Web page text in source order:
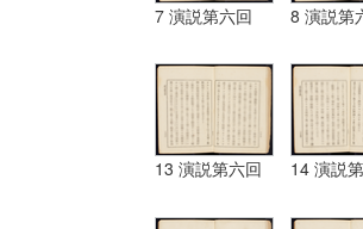
7 演説第六回 8 演説第
13 演説第六回 14 演説